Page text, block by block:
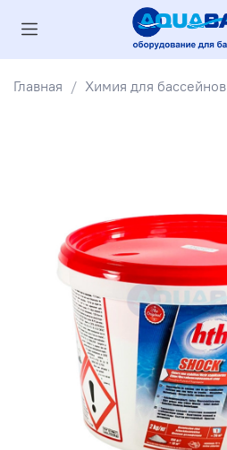
Главная Химия для бассейнов